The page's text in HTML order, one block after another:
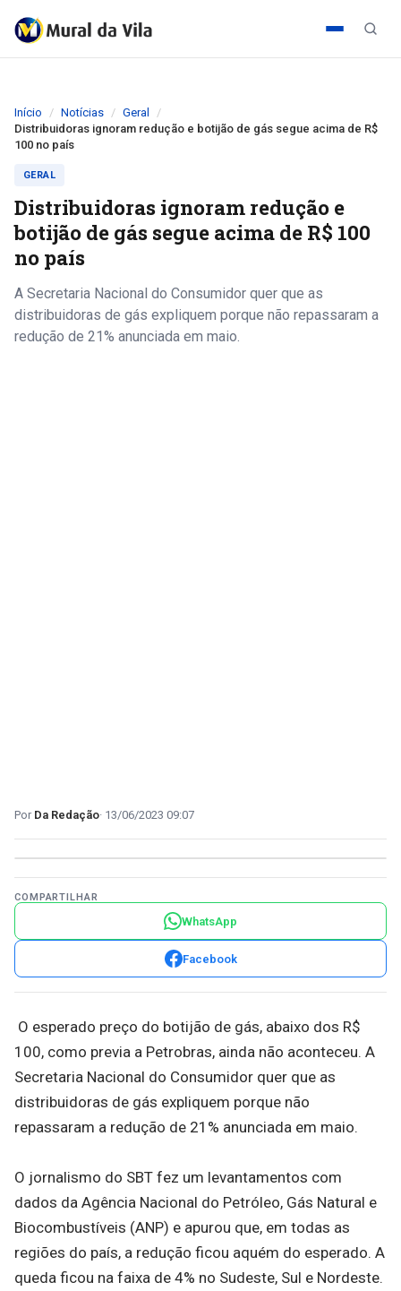
Início Notícias
Geral
Distribuidoras ignoram redução e botijão de gás segue acima de R$
100 no país
GERAL
Distribuidoras ignoram redução e
botijão de gás segue acima de R$ 100
no país
A Secretaria Nacional do Consumidor quer que as
distribuidoras de gás expliquem porque não repassaram a
redução de 21% anunciada em maio.
Da Redação 13/06/2023 09:07
COMPARTILHAR
WhatsApp
Facebook
O esperado preço do botijão de gás, abaixo dos R$
100, como previa a Petrobras, ainda não aconteceu. A
Secretaria Nacional do Consumidor quer que as
distribuidoras de gás expliquem porque não
repassaram a redução de 21% anunciada em maio.
O jornalismo do SBT fez um levantamentos com
dados da Agência Nacional do Petróleo, Gás Natural e
Biocombustíveis (ANP) e apurou que, em todas as
regiões do país, a redução ficou aquém do esperado. A
queda ficou na faixa de 4% no Sudeste, Sul e Nordeste.